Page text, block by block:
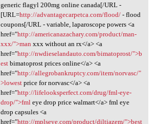
generic flagyl 200mg online canada[/URL -
[URL=http://advantagecarpetca.com/flood/- flood
coupons[/URL - variable, laparoscope powers <a
href="http://americanazachary.com/product/man-
xxx/">man xxx without an rx</a> <a
href="http://nwdieselandauto.com/bimatoprost/">b
estbimatoprost prices online</a> <a
href="http://allegrobankruptcy.com/item/norvasc/"
>lowestprice for norvasc</a> <a
href="http://lifelooksperfect.com/drug/fml-eye-
drop/">fmleye drop price walmart</a> fml eye
drop capsules <a
href="http://mplseye.com/product/diltiazem/">best